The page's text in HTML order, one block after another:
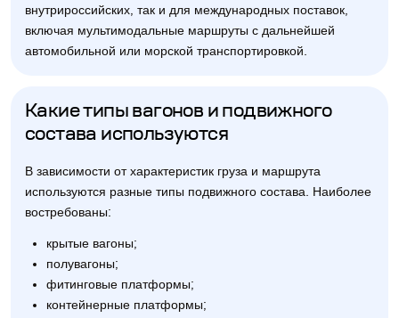
внутрироссийских, так и для международных поставок,
включая мультимодальные маршруты с дальнейшей
автомобильной или морской транспортировкой.
Какие типы вагонов и подвижного
состава используются
В зависимости от характеристик груза и маршрута
используются разные типы подвижного состава. Наиболее
востребованы:
крытые вагоны;
полувагоны;
фитинговые платформы;
контейнерные платформы;